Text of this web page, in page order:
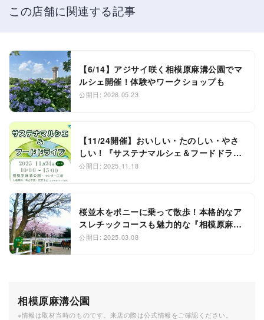
この店舗に関連する記事
【6/14】アジサイ咲く相模原麻溝公園でマ
ルシェ開催！体験やワークショップも
公開日: 2026.05.23
【11/24開催】おいしい・たのしい・やさ
しい！『サステナマルシェ＆フードドライ
ブ』
公開日: 2025.11.18
桜並木をポニーに乗って散歩！本格的なア
スレチックコースも魅力的な『相模原麻溝
公園』
公開日: 2025.03.08
相模原麻溝公園
※情報は取材当時のものです。来店の際は公式情報をご確認ください。